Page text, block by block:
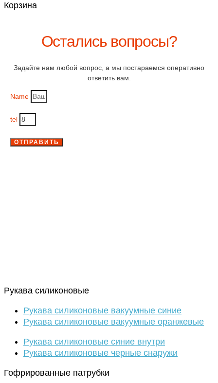
Корзина
Остались вопросы?
Задайте нам любой вопрос, а мы постараемся оперативно
ответить вам.
Name
tel
ОТПРАВИТЬ
Рукава силиконовые
Рукава силиконовые вакуумные синие
Рукава силиконовые вакуумные оранжевые
Рукава силиконовые синие внутри
Рукава силиконовые черные снаружи
Гофрированные патрубки